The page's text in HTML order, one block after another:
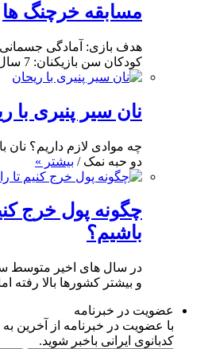
مسابقه خرچنگ ها
هدف بازی: آمادگی
کودکان سن بازیکنان: 7 سال یا بیشتر
نان سیر پنیری با
چه موادی لازم داریم؟ نان
دو حبه نمک / بیشتر »
چگونه پول خرج
باشیم؟
در سال های اخیر متوسط
و بیشتر کشورها بالا رفته
عضویت در خبرنامه
با عضویت در خبرنامه از آخرین
کدبانوی ایرانی باخبر شوید.